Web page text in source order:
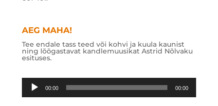
AEG MAHA!
Tee endale tass teed või kohvi ja kuula kaunist
ning lõõgastavat kandlemuusikat Astrid Nõlvaku
esituses.
Audioesitaja
00:00 00:00